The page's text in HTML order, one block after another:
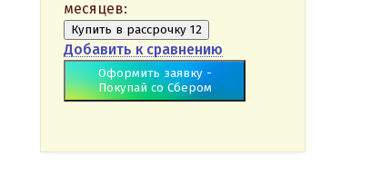
месяцев:
Купить в рассрочку 12
Добавить к сравнению
Оформить заявку -
Покупай со Сбером